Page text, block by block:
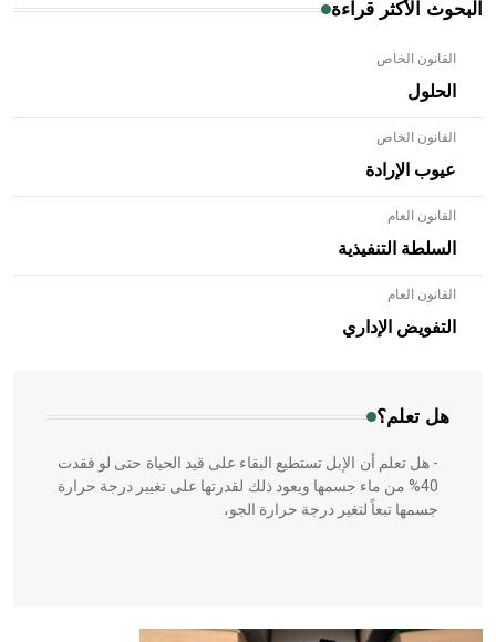
البحوث الأكثر قراءة
القانون الخاص
الحلول
القانون الخاص
عيوب الإرادة
القانون العام
السلطة التنفيذية
القانون العام
التفويض الإداري
هل تعلم؟
- هل تعلم أن الأبلق نوع من الفنون الهندسية التي ارتبطت
بالعمارة الإسلامية في بلاد الشام ومصر خاصة، حيث يحرص
المعمار على بناء مداميكه وخاصة في الواجهات
- هل تعلم أن الإبل تستطيع البقاء على قيد الحياة حتى لو فقدت
40% من ماء جسمها ويعود ذلك لقدرتها على تغيير درجة حرارة
جسمها تبعاً لتغير درجة حرارة الجو،
- هل تعلم أن أبقراط كتب في الطب أربعة مؤلفات هي: